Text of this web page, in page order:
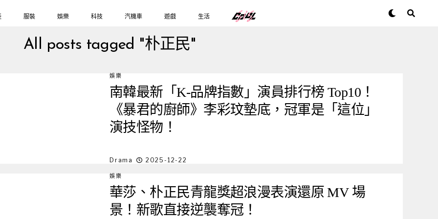
服裝 娛樂 科技 汽機車 遊戲 生活
All posts tagged "朴正民"
娛樂
南韓最新「K-品牌指數」演員排行榜 Top10！
《暴君的廚師》李彩玟墊底，冠軍是「這位」
演技怪物！
Drama 2025-12-22
娛樂
華莎、朴正民青龍獎超浪漫表演還原 MV 場
景！新歌直接逆襲奪冠！